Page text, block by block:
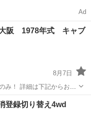
ン＆フォグライト
Ad
大阪 1978年式 キャブ
8月7日
らお願
...
ャブレター
登録切り替え4wd